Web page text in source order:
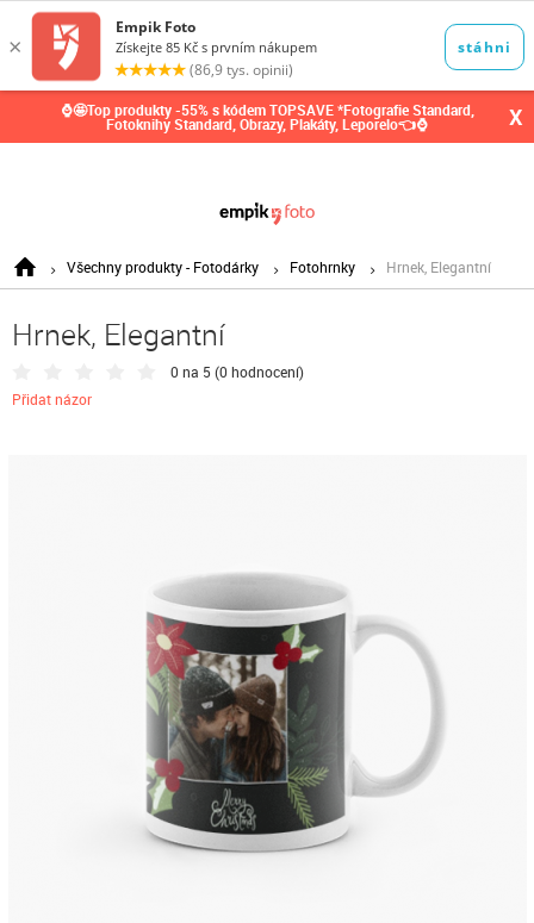
⌚🤩Top produkty -55% s kódem TOPSAVE *Fotografie Standard,
Fotoknihy Standard, Obrazy, Plakáty, Leporelo👈⌚ X
Všechny produkty - Fotodárky Fotohrnky Hrnek, Elegantní
Hrnek, Elegantní
0 na 5 (0 hodnocení)
Přidat názor